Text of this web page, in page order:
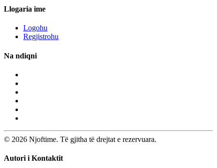
Llogaria ime
Logohu
Regjistrohu
Na ndiqni
© 2026 Njoftime. Të gjitha të drejtat e rezervuara.
Autori i Kontaktit